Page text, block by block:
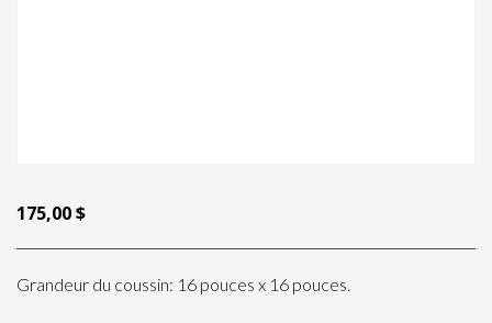
175,00$
Grandeur du coussin: 16 pouces x 16 pouces.